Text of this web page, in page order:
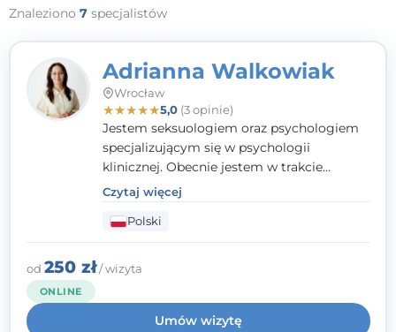
Znaleziono 7 specjalistów
Adrianna Walkowiak
Wrocław
★★★★★5,0(3 opinie)
Jestem seksuologiem oraz psychologiem
specjalizującym się w psychologii
klinicznej. Obecnie jestem w trakcie
szkolenia na psychoterapeutę
systemowego. Posiadam status członka
nadzwyczajnego Wielkopolskiego
TowarzystwaTerapii Systemowejoraz
należę do Polskiego Towarzystwa
pierwszym miejscu stawiam budowanie
atmosfery bezpieczeństwa i zrozumienia w
Czytaj więcej
Polski
od 250 zł/ wizyta
ONLINE
Umów wizytę